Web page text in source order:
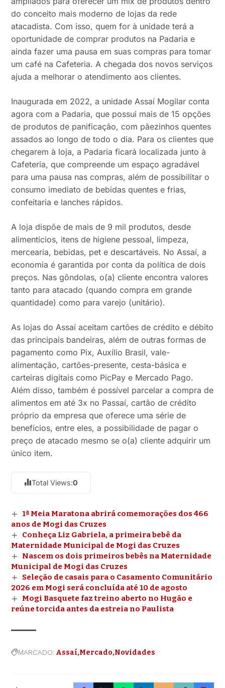
do conceito mais moderno de lojas da rede
atacadista. Com isso, quem for à unidade terá a
oportunidade de comprar produtos na Padaria e
ainda fazer uma pausa em suas compras para tomar
um café na Cafeteria. A chegada dos novos serviços
ajuda a melhorar o atendimento aos clientes.
Inaugurada em 2022, a unidade Assaí Mogilar conta
agora com a Padaria, que possui mais de 15 opções
de produtos de panificação, com pãezinhos quentes
assados ao longo de todo o dia. Para os clientes que
chegarem à loja, a Padaria ficará localizada junto à
Cafeteria, que compreende um espaço agradável
para uma pausa nas compras, além de possibilitar o
consumo imediato de bebidas quentes e frias,
confeitaria e lanches rápidos.
A loja dispõe de mais de 9 mil produtos, desde
alimentícios, itens de higiene pessoal, limpeza,
mercearia, bebidas, pet e descartáveis. No Assaí, a
economia é garantida por conta da política de dois
preços. Nas gôndolas, o(a) cliente encontra valores
tanto para atacado (quando compra em grande
quantidade) como para varejo (unitário).
As lojas do Assaí aceitam cartões de crédito e débito
das principais bandeiras, além de outras formas de
pagamento como Pix, Auxílio Brasil, vale-
alimentação, cartões-presente, cesta-básica e
carteiras digitais como PicPay e Mercado Pago.
Além disso, também é possível parcelar a compra de
alimentos em até 3x no Passaí, cartão de crédito
próprio da empresa que oferece uma série de
benefícios, entre eles, a possibilidade de pagar o
preço de atacado mesmo se o(a) cliente adquirir um
único item.
Total Views:0
1ª Meia Maratona abrirá comemorações dos 466
anos de Mogi das Cruzes
Conheça Liz Gabriela, a primeira bebê da
Maternidade Municipal de Mogi das Cruzes
Nascem os dois primeiros bebês na Maternidade
Municipal de Mogi das Cruzes
Seleção de casais para o Casamento Comunitário
2026 em Mogi será concluída até 10 de agosto
Mogi Basquete faz treino aberto no Hugão e
reúne torcida antes da estreia no Paulista
MARCADO: Assaí Mercado Novidades